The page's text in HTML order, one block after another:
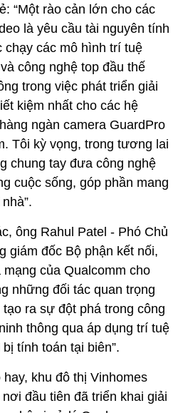
“Một rào cản lớn cho các
là yêu cầu tài nguyên tính
chạy các mô hình trí tuệ
công nghệ top đầu thế
trong việc phát triển giải
kiệm nhất cho các hệ
ngàn camera GuardPro
Tôi kỳ vọng, trong tương lai
chung tay đưa công nghệ
cuộc sống, góp phần mang
ông Rahul Patel - Phó Chủ
giám đốc Bộ phận kết nối,
của Qualcomm cho
những đối tác quan trọng
ra sự đột phá trong công
thông qua áp dụng trí tuệ
tính toán tại biên”.
khu đô thị Vinhomes
đầu tiên đã triển khai giải